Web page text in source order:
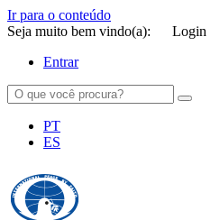
Ir para o conteúdo
Seja muito bem vindo(a):
Login
Entrar
PT
ES